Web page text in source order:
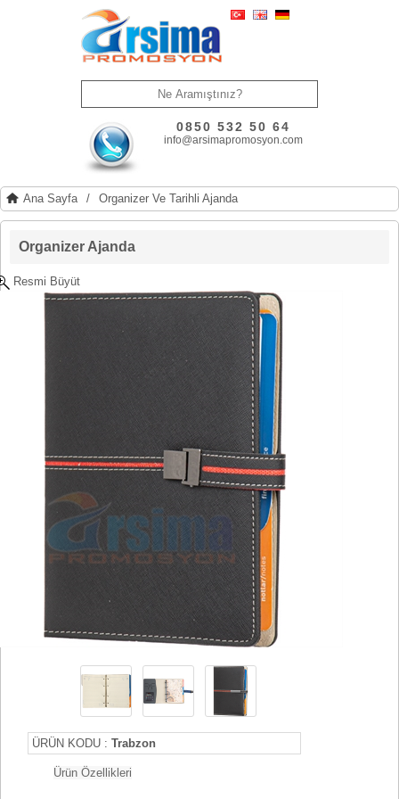
0850 532 50 64
info@arsimapromosyon.com
Ana Sayfa / Organizer Ve Tarihli Ajanda
Organizer Ajanda
Resmi Büyüt
ÜRÜN KODU : Trabzon
Ürün Özellikleri